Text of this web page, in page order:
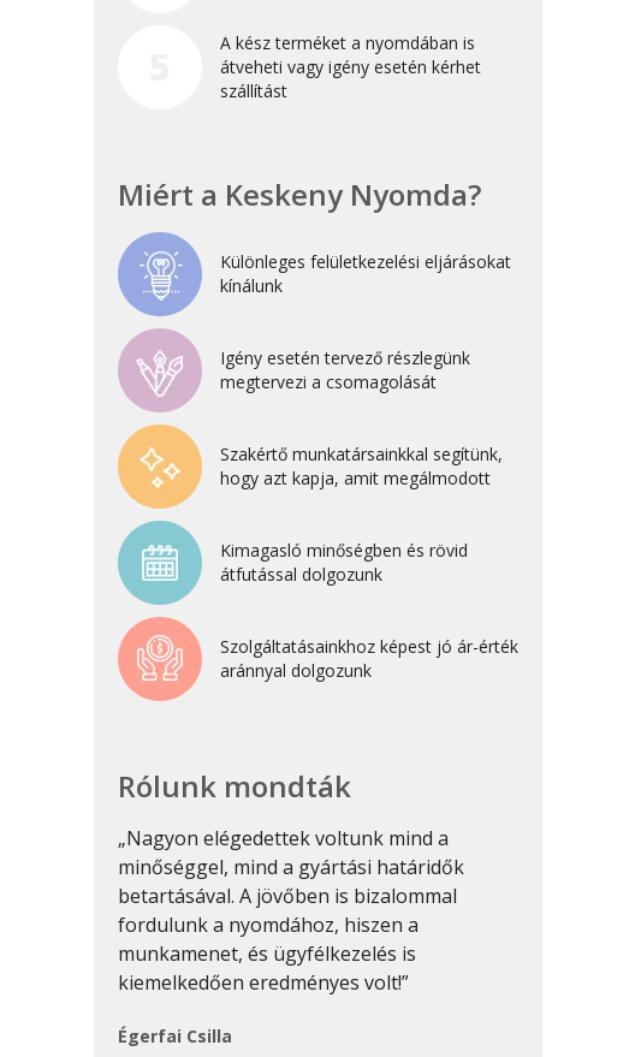
2024. november
2024. október
2023. július
2022. szeptember
2022. január
2021. szeptember
2021. június
2021. február
2020. október
2020. szeptember
2020. április
2020. február
2019. november
2019. július
2019. június
2019. május
A kész terméket a nyomdában is
átveheti vagy igény esetén kérhet
szállítást
Miért a Keskeny Nyomda?
Különleges felületkezelési eljárásokat
kínálunk
Igény esetén tervező részlegünk
megtervezi a csomagolását
Szakértő munkatársainkkal segítünk,
hogy azt kapja, amit megálmodott
Kimagasló minőségben és rövid
átfutással dolgozunk
Szolgáltatásainkhoz képest jó ár-érték
aránnyal dolgozunk
Rólunk mondták
„Nagyon elégedettek voltunk mind a
minőséggel, mind a gyártási határidők
betartásával. A jövőben is bizalommal
fordulunk a nyomdához, hiszen a
munkamenet, és ügyfélkezelés is
kiemelkedően eredményes volt!”
Égerfai Csilla